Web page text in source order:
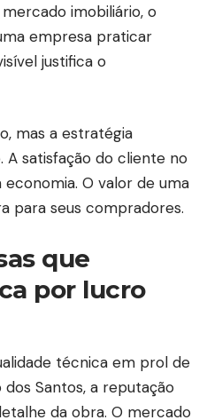
imobiliário, o
empresa praticar
justifica o
mas a estratégia
satisfação do cliente no
O valor de uma
para seus compradores.
que
por lucro
técnica em prol de
Santos, a reputação
da obra. O mercado